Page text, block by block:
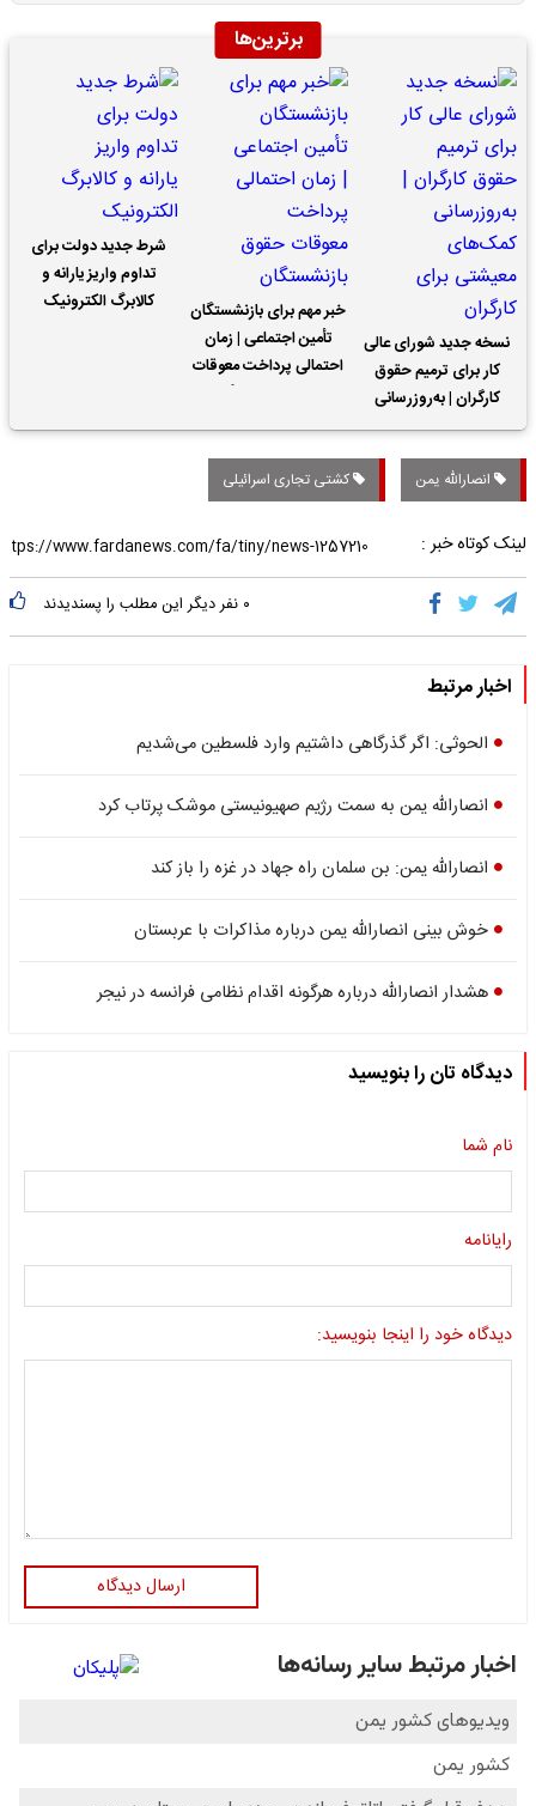
برترین‌ها
نسخه جدید شورای عالی
کار برای ترمیم حقوق
کارگران | به‌روزرسانی
کمک‌های معیشتی برای
کارگران
خبر مهم برای بازنشستگان
تأمین اجتماعی | زمان
احتمالی پرداخت معوقات
شرط جدید دولت برای
تداوم واریز یارانه و
کالابرگ الکترونیک
انصارالله یمن کشتی تجاری اسرائیلی
لینک کوتاه خبر :
۰ نفر دیگر این مطلب را پسندیدند
اخبار مرتبط
الحوثی: اگر گذرگاهی داشتیم وارد فلسطین می‌شدیم
انصارالله یمن به سمت رژیم صهیونیستی موشک پرتاب کرد
انصارالله یمن: بن سلمان راه جهاد در غزه را باز کند
خوش بینی انصارالله یمن درباره مذاکرات با عربستان
هشدار انصارالله درباره هرگونه اقدام نظامی فرانسه در نیجر
دیدگاه تان را بنویسید
نام شما
رایانامه
دیدگاه خود را اینجا بنویسید:
ارسال دیدگاه